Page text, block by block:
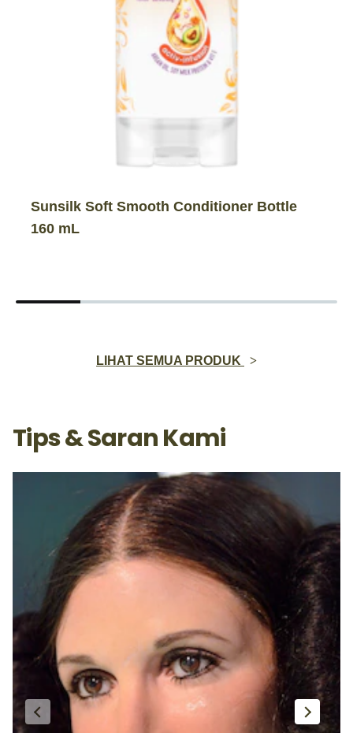
Sunsilk Soft Smooth Conditioner Bottle
160 mL
LIHAT SEMUA PRODUK
Tips & Saran Kami